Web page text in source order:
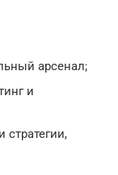
арсенал;
и
стратегии,